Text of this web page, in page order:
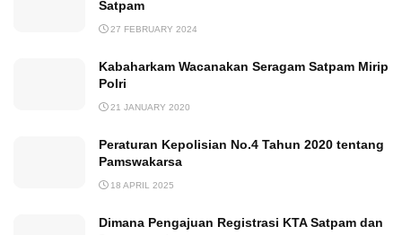
Satpam
27 FEBRUARY 2024
Kabaharkam Wacanakan Seragam Satpam Mirip
Polri
21 JANUARY 2020
Peraturan Kepolisian No.4 Tahun 2020 tentang
Pamswakarsa
18 APRIL 2025
Dimana Pengajuan Registrasi KTA Satpam dan